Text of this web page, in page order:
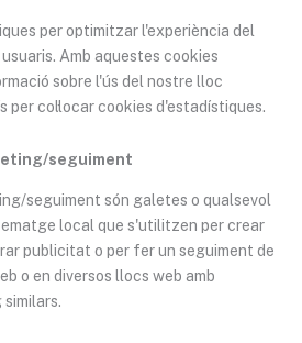
per optimitzar l'experiència del
Amb aquestes cookies
sobre l'ús del nostre lloc
per col·locar cookies d'estadístiques.
seguiment
seguiment són galetes o qualsevol
local que s'utilitzen per crear
publicitat o per fer un seguiment de
o en diversos llocs web amb